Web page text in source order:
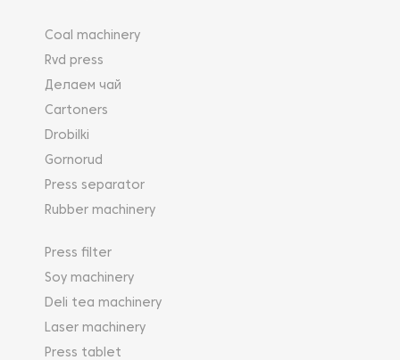
Coal machinery
Rvd press
Делаем чай
Cartoners
Drobilki
Gornorud
Press separator
Rubber machinery
Press filter
Soy machinery
Deli tea machinery
Laser machinery
Press tablet